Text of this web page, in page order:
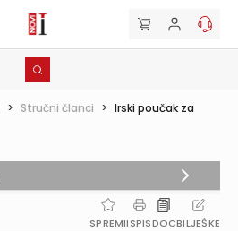
> Stručni članci > Irski poučak za
SPREMIISPISDOCBILJEŠKE